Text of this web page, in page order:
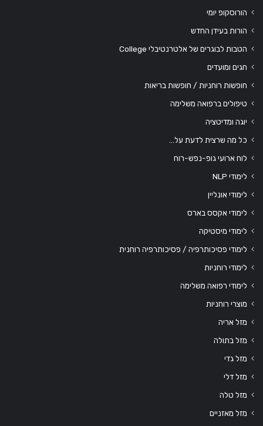
הורוסקופ יומי
הורות בעידן החדש
הטבות לבוגרים של אלטרנטיבלי College
חגים ומועדים
חופשות רוחניות / חופשות בריאות
טיפולים ברפואה משלימה
יוגה ומדיטציה
כל מה שרצית לדעת על…
לוח ארועי גופ-נפש-רוח
לימודי NLP
לימודי אונליין
לימודי אקסס בארס
לימודי מיסטיקה
לימודי פסיכותרפיה / פסיכותרפיה רוחנית
לימודי רוחניות
לימודי רפואה משלימה
מוצרי רוחניות
מזל אריה
מזל בתולה
מזל גדי
מזל דלי
מזל טלה
מזל מאזניים